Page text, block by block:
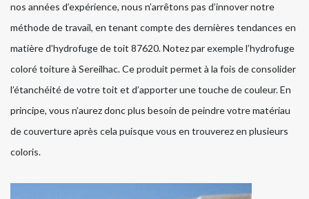
nos années d’expérience, nous n’arrêtons pas d’innover notre
méthode de travail, en tenant compte des dernières tendances en
matière d’hydrofuge de toit 87620. Notez par exemple l’hydrofuge
coloré toiture à Sereilhac. Ce produit permet à la fois de consolider
l’étanchéité de votre toit et d’apporter une touche de couleur. En
principe, vous n’aurez donc plus besoin de peindre votre matériau
de couverture après cela puisque vous en trouverez en plusieurs
coloris.